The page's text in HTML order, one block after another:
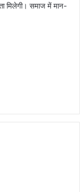
मिलेगी। समाज में मान-